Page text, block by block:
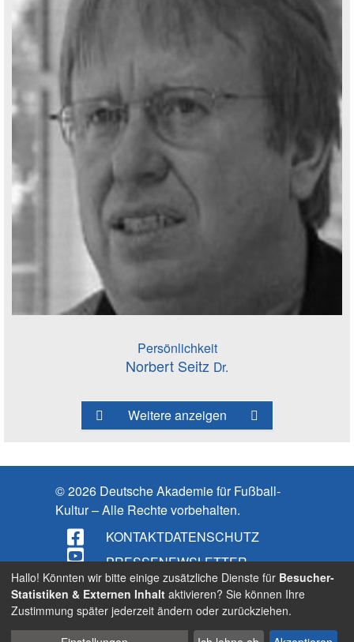
Persönlichkeit
Norbert Seitz Dr.
Weitere anzeigen
© 2026 Deutsche Akademie für Fußball-
Kultur – Alle Rechte vorbehalten.
KONTAKTDATENSCHUTZ
PRESSENEWSLETTER
IMPRESSUM
BARRIEREFREIHEIT
Suche
Cookies
Hallo! Könnten wir bitte einige zusätzliche Dienste für Besucher-
Statistiken & Externen Inhalt aktivieren? Sie können Ihre
Zustimmung später jederzeit ändern oder zurückziehen.